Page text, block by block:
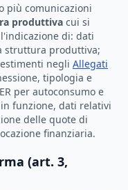
più comunicazioni
produttiva cui si
di: dati
struttura produttiva;
negli Allegati
tipologia e
per autoconsumo e
funzione, dati relativi
delle quote di
finanziaria.
(art. 3,